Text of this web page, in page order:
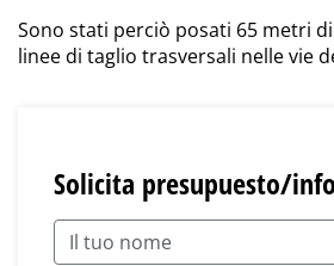
Sono stati perciò posati 65 metri
linee di taglio trasversali nelle vie
Solicita presupuesto/